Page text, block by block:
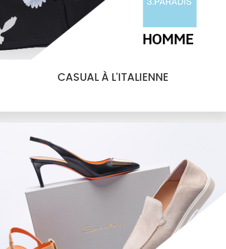
CASUAL À L'ITALIENNE